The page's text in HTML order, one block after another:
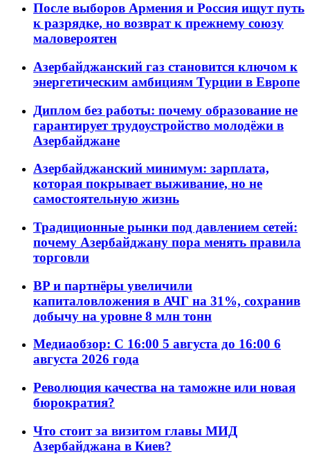
После выборов Армения и Россия ищут путь
к разрядке, но возврат к прежнему союзу
маловероятен
Азербайджанский газ становится ключом к
энергетическим амбициям Турции в Европе
Диплом без работы: почему образование не
гарантирует трудоустройство молодёжи в
Азербайджане
Азербайджанский минимум: зарплата,
которая покрывает выживание, но не
самостоятельную жизнь
Традиционные рынки под давлением сетей:
почему Азербайджану пора менять правила
торговли
BP и партнёры увеличили
капиталовложения в АЧГ на 31%, сохранив
добычу на уровне 8 млн тонн
Медиаобзор: С 16:00 5 августа до 16:00 6
августа 2026 года
Революция качества на таможне или новая
бюрократия?
Что стоит за визитом главы МИД
Азербайджана в Киев?